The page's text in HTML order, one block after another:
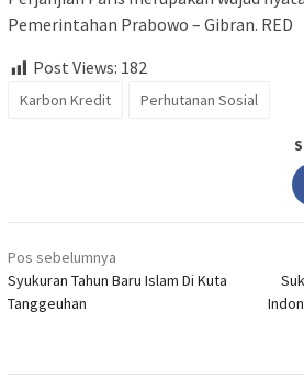
Pemerintahan Prabowo – Gibran. RED
Post Views: 182
Karbon Kredit Perhutanan Sosial
Navigasi
pos
Pos sebelumnya
Syukuran Tahun Baru Islam Di Kuta
Tanggeuhan